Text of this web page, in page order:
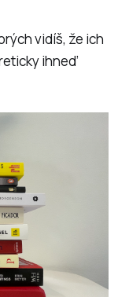
vidíš, že ich
ihneď